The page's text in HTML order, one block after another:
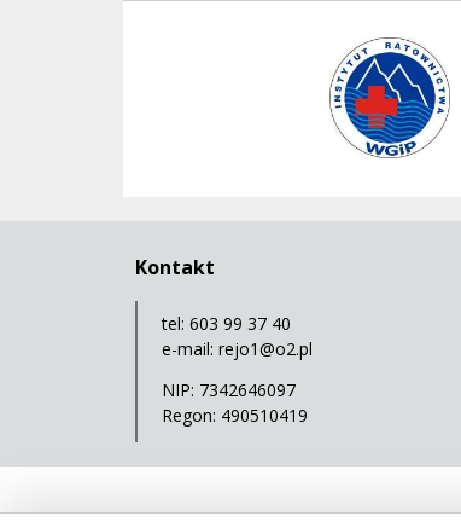
Polski Związek Kajakowy
Instytut Ratownictwa WGiP
Kontakt
tel: 603 99 37 40
e-mail: rejo1@o2.pl
NIP: 7342646097
Regon: 490510419